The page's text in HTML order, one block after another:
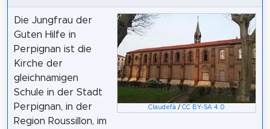
Claudefà /CC BY-SA 4.0
Die Jungfrau der
Guten Hilfe in
Perpignan ist die
Kirche der
gleichnamigen
Schule in der Stadt
Perpignan, in der
Region Roussillon, im